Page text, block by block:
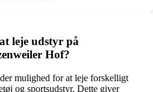
leje udstyr på
Hof?
mulighed for at leje forskelligt
og sportsudstyr. Dette giver